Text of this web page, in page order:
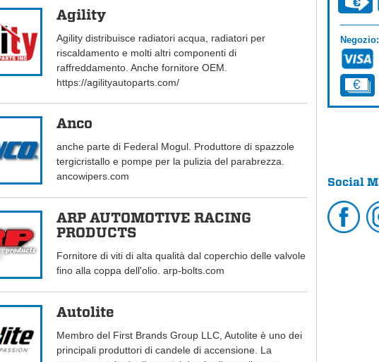
Agility
Agility distribuisce radiatori acqua, radiatori per
riscaldamento e molti altri componenti di
raffreddamento. Anche fornitore OEM.
https://agilityautoparts.com/
Anco
anche parte di Federal Mogul. Produttore di spazzole
tergicristallo e pompe per la pulizia del parabrezza.
ancowipers.com
ARP AUTOMOTIVE RACING
PRODUCTS
Fornitore di viti di alta qualità dal coperchio delle valvole
fino alla coppa dell'olio. arp-bolts.com
Autolite
Membro del First Brands Group LLC, Autolite è uno dei
principali produttori di candele di accensione. La
Negozio:
Social